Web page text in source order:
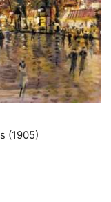
(1905)